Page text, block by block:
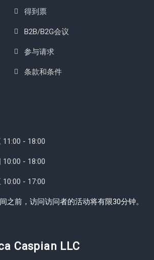
得到票
B2B/B2G会议
参与请求
条款和条件
11:00 - 18:00
10:00 - 18:00
10:00 - 17:00
之前，访问访问者的活动将有限30分钟。
Caspian LLC